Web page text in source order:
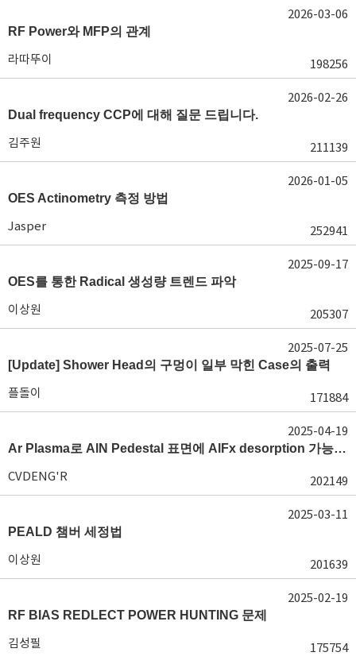
RF Power와 MFP의 관계
라따뚜이 198256
2026-03-06
Dual frequency CCP에 대해 질문 드립니다.
김주원 211139
2026-02-26
OES Actinometry 측정 방법
Jasper 252941
2026-01-05
OES를 통한 Radical 생성량 트렌드 파악
이상원 205307
2025-09-17
[Update] Shower Head의 구멍이 일부 막힌 Case의 출력
플돌이 171884
2025-07-25
Ar Plasma로 AlN Pedestal 표면에 AlFx desorption 가능 여부가 궁금합니다.
CVDENG'R 202149
2025-04-19
PEALD 챔버 세정법
이상원 201639
2025-03-11
RF BIAS REDLECT POWER HUNTING 문제
김성필 175754
2025-02-19